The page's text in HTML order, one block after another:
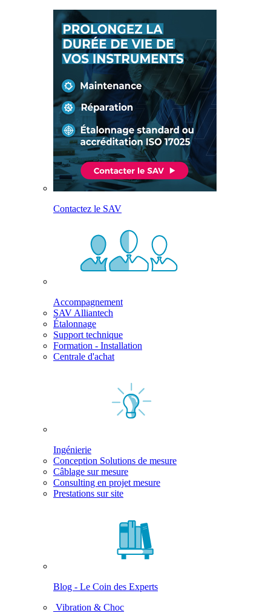
Contactez le SAV
Accompagnement
SAV Alliantech
Étalonnage
Support technique
Formation - Installation
Centrale d'achat
Ingénierie
Conception Solutions de mesure
Câblage sur mesure
Consulting en projet mesure
Prestations sur site
Blog - Le Coin des Experts
Vibration & Choc